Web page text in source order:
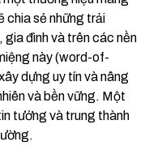
chia sẻ những trải
gia đình và trên các nền
này (word-of-
dựng uy tín và nâng
và bền vững. Một
tưởng và trung thành